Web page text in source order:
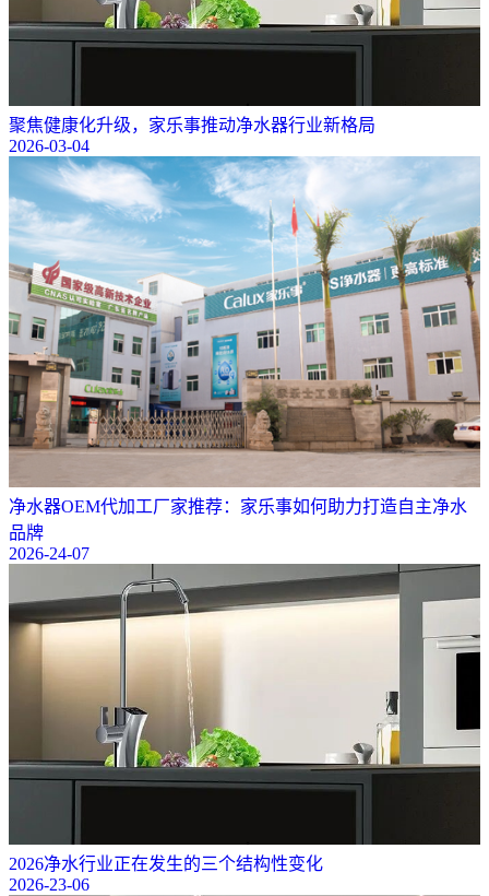
聚焦健康化升级，家乐事推动净水器行业新格局
2026-03-04
净水器OEM代加工厂家推荐：家乐事如何助力打造自主净水
品牌
2026-24-07
2026净水行业正在发生的三个结构性变化
2026-23-06